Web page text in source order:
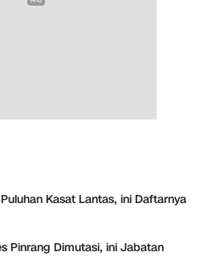
Kasat Lantas, ini Daftarnya
Pinrang Dimutasi, ini Jabatan